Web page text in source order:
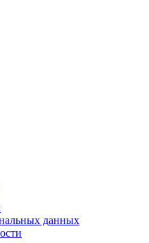
данных